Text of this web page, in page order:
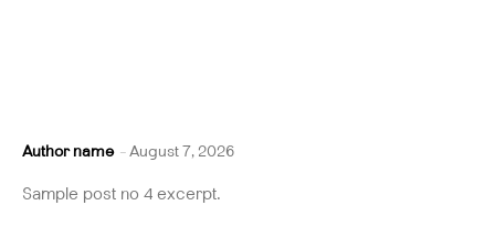
Author name -August 7, 2026
Sample post no 4 excerpt.